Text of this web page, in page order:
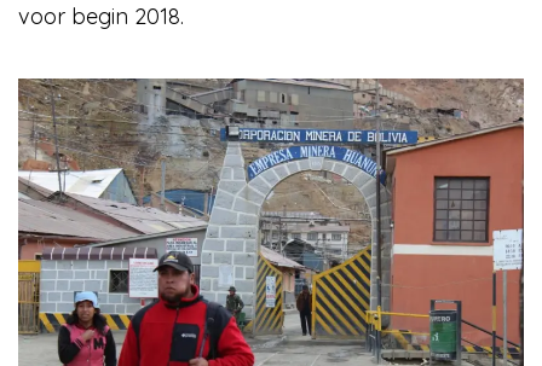
voor begin 2018.